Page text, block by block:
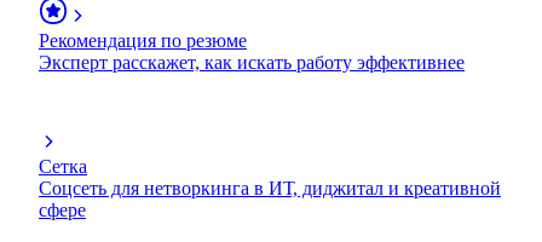
Рекомендация по резюме
Эксперт расскажет, как искать работу эффективнее
Сетка
Соцсеть для нетворкинга в ИТ, диджитал и креативной
сфере